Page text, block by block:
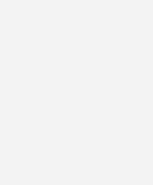
Vorjahresniveau –
und